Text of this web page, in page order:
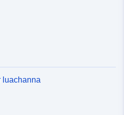
luachanna